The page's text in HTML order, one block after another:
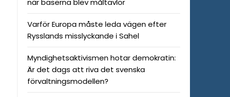
när baserna blev måltavlor
Varför Europa måste leda vägen efter
Rysslands misslyckande i Sahel
Myndighetsaktivismen hotar demokratin:
Är det dags att riva det svenska
förvaltningsmodellen?